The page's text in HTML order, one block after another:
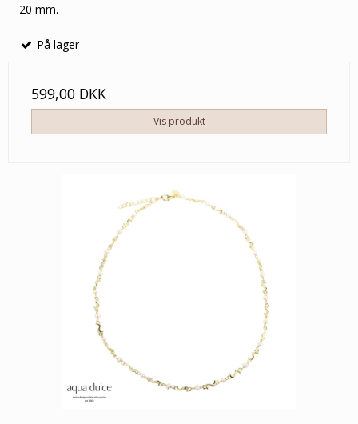
20 mm.
På lager
599,00 DKK
Vis produkt